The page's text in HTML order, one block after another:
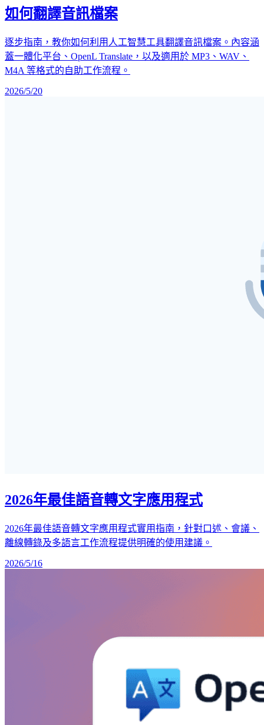
如何翻譯音訊檔案
逐步指南，教你如何利用人工智慧工具翻譯音訊檔案。內容涵
蓋一體化平台、OpenL Translate，以及適用於 MP3、WAV、
M4A 等格式的自助工作流程。
2026/5/20
2026年最佳語音轉文字應用程式
2026年最佳語音轉文字應用程式實用指南，針對口述、會議、
離線轉錄及多語言工作流程提供明確的使用建議。
2026/5/16